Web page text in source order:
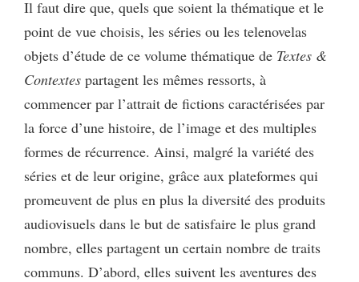
Il faut dire que, quels que soient la thématique et le
point de vue choisis, les séries ou les telenovelas
objets d’étude de ce volume thématique de Textes &
Contextes partagent les mêmes ressorts, à
commencer par l’attrait de fictions caractérisées par
la force d’une histoire, de l’image et des multiples
formes de récurrence. Ainsi, malgré la variété des
séries et de leur origine, grâce aux plateformes qui
promeuvent de plus en plus la diversité des produits
audiovisuels dans le but de satisfaire le plus grand
nombre, elles partagent un certain nombre de traits
communs. D’abord, elles suivent les aventures des